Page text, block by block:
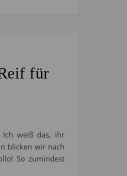
für
Ich weiß das, ihr
blicken wir nach
So zumindest